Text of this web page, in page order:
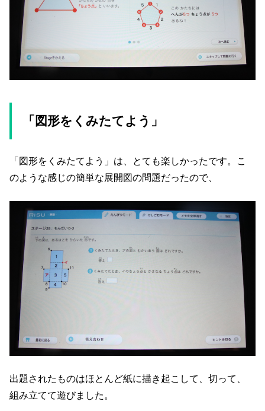
「図形をくみたてよう」
「図形をくみたてよう」は、とても楽しかったです。こ
のような感じの簡単な展開図の問題だったので、
出題されたものはほとんど紙に描き起こして、切って、
組み立てて遊びました。